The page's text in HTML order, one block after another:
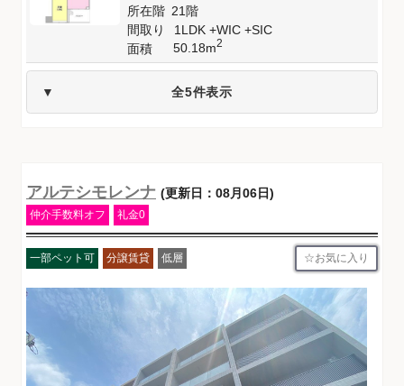
所在階 21階
間取り
1LDK +WIC +SIC
面積
50.18m2
全5件表示
アルテシモレンナ (更新日：08月06日)
仲介手数料オフ 礼金0
一部ペット可 分譲賃貸 低層 お気に入り